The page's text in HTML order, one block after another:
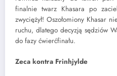
finalnie twarz Khasara po
zwyciężył! Oszołomiony Khasar
ruchu, dlatego decyzją sędziów
do fazy ćwierćfinału.
Zeca kontra Frinhjylde